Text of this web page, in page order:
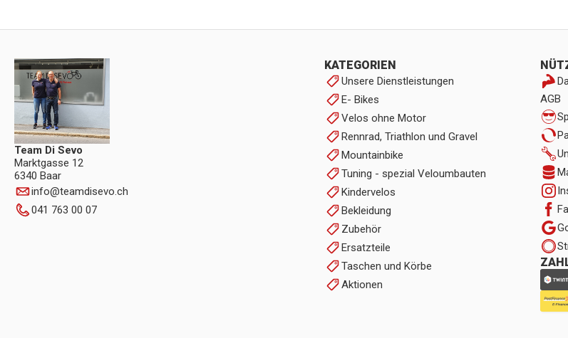
Team Di Sevo
Marktgasse 12
6340 Baar
info@teamdisevo.ch
041 763 00 07
KATEGORIEN
Unsere Dienstleistungen
E- Bikes
Velos ohne Motor
Rennrad, Triathlon und Gravel
Mountainbike
Tuning - spezial Veloumbauten
Kindervelos
Bekleidung
Zubehör
Ersatzteile
Taschen und Körbe
Aktionen
AGB